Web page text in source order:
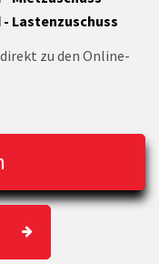
Lastenzuschuss
zu den Online-